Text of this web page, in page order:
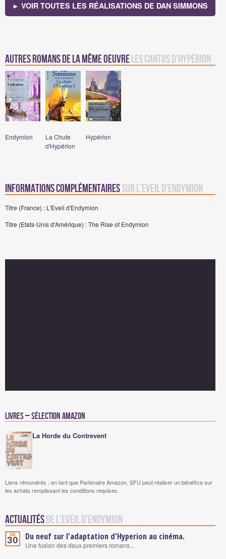
► VOIR TOUTES LES RÉALISATIONS DE DAN SIMMONS
Autres romans de la même oeuvreLes Cantos d'Hypérion
Endymion
La Chute
d'Hypérion
Hypérion
Informations complémentairessur L'Eveil d'Endymion
Titre (France) : L'Eveil d'Endymion
Titre (Etats-Unis d'Amérique) : The Rise of Endymion
Livres – Sélection Amazon
La Horde du Contrevent
Liens rémunérés : en tant que Partenaire Amazon, SFU peut réaliser un bénéfice sur
les achats remplissant les conditions requises.
Actualitésde L'Eveil d'Endymion
Jan.
30 Du neuf sur l'adaptation d'Hyperion au cinéma.
Une fusion des deux premiers romans...